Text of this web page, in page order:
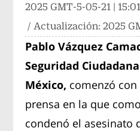
2025 GMT-5-05-21 |
/ Actualización:2025
Pablo Vázquez
Seguridad
México, comenzó
prensa en la que
condenó el asesinato